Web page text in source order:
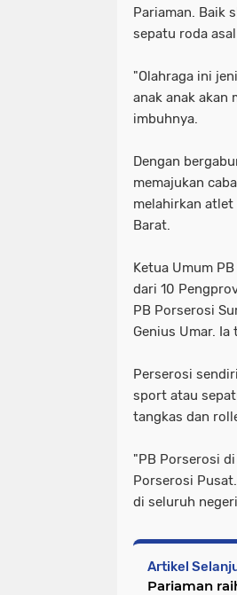
Pariaman. Baik
sepatu roda
"Olahraga ini
anak anak akan
imbuhnya.
Dengan
memajukan
melahirkan
Barat.
Ketua Umum
dari 10
PB Porserosi
Genius Umar.
Perserosi
sport atau
tangkas dan
"PB Porserosi
Porserosi
di seluruh
Artikel
Pariaman